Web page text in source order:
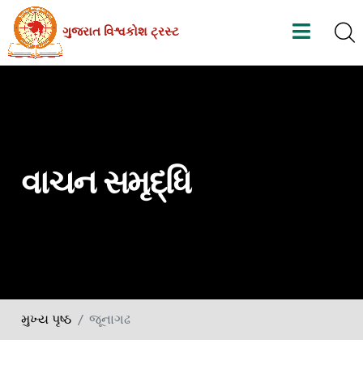
Skip
the
ગુજરાત વિશ્વકોશ ટ્રસ્ટ
વાચન સમૃદ્ધિ
મુખ્ય પૃષ્ઠ જૂનાગઢ